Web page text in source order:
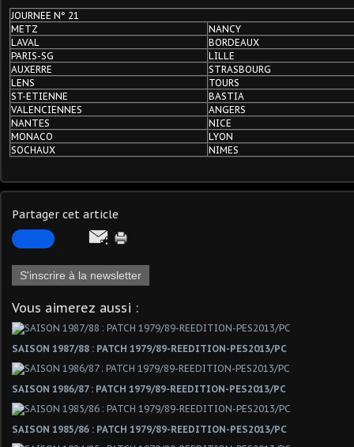
JOURNEE N° 21
METZ
NANCY
LAVAL
BORDEAUX
PARIS-SG
LILLE
AUXERRE
STRASBOURG
LENS
TOURS
ST-ETIENNE
BASTIA
VALENCIENNES
ANGERS
NANTES
NICE
MONACO
LYON
SOCHAUX
NIMES
Partager cet article
S'inscrire à la newsletter
Vous aimerez aussi :
SAISON 1987/88 : PATCH 1979/89-REEDITION-PES2013/PC
SAISON 1986/87 : PATCH 1979/89-REEDITION-PES2013/PC
SAISON 1985/86 : PATCH 1979/89-REEDITION-PES2013/PC